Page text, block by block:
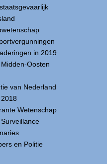
in 2019
Oosten
van Nederland
2018
Wetenschap
en Politie